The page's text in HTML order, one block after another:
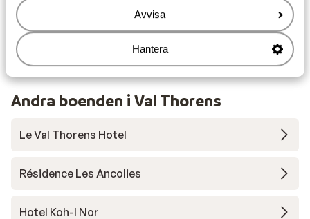
Avvisa
Hantera
Andra boenden i Val Thorens
Le Val Thorens Hotel
Résidence Les Ancolies
Hotel Koh-I Nor